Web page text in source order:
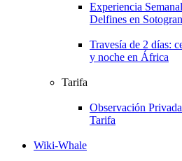
Experiencia
Delfines en
Travesía de 2 días:
y noche en África
Tarifa
Observación
Tarifa
Wiki-Whale